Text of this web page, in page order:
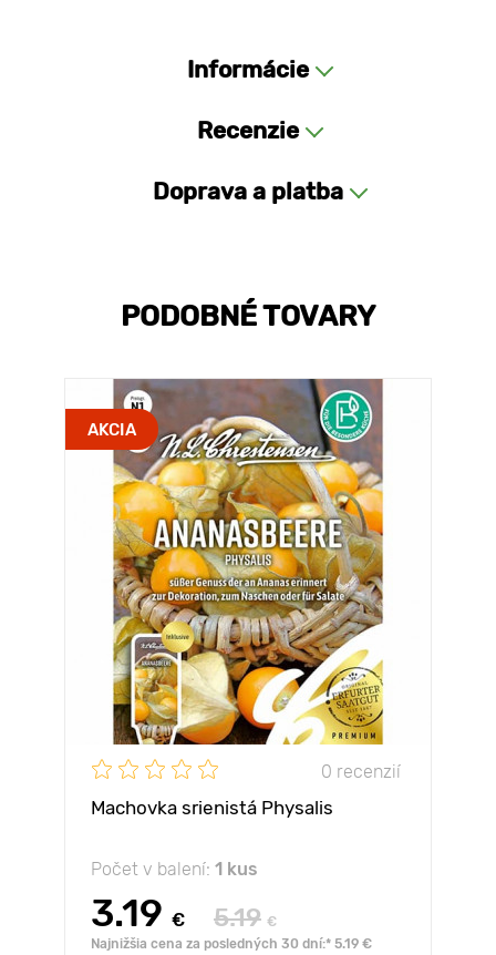
Informácie
Recenzie
Doprava a platba
PODOBNÉ TOVARY
AKCIA
0 recenzií
Machovka srienistá Physalis
Počet v balení: 1 kus
3.19 € 5.19 €
Najnižšia cena za posledných 30 dní:* 5.19 €